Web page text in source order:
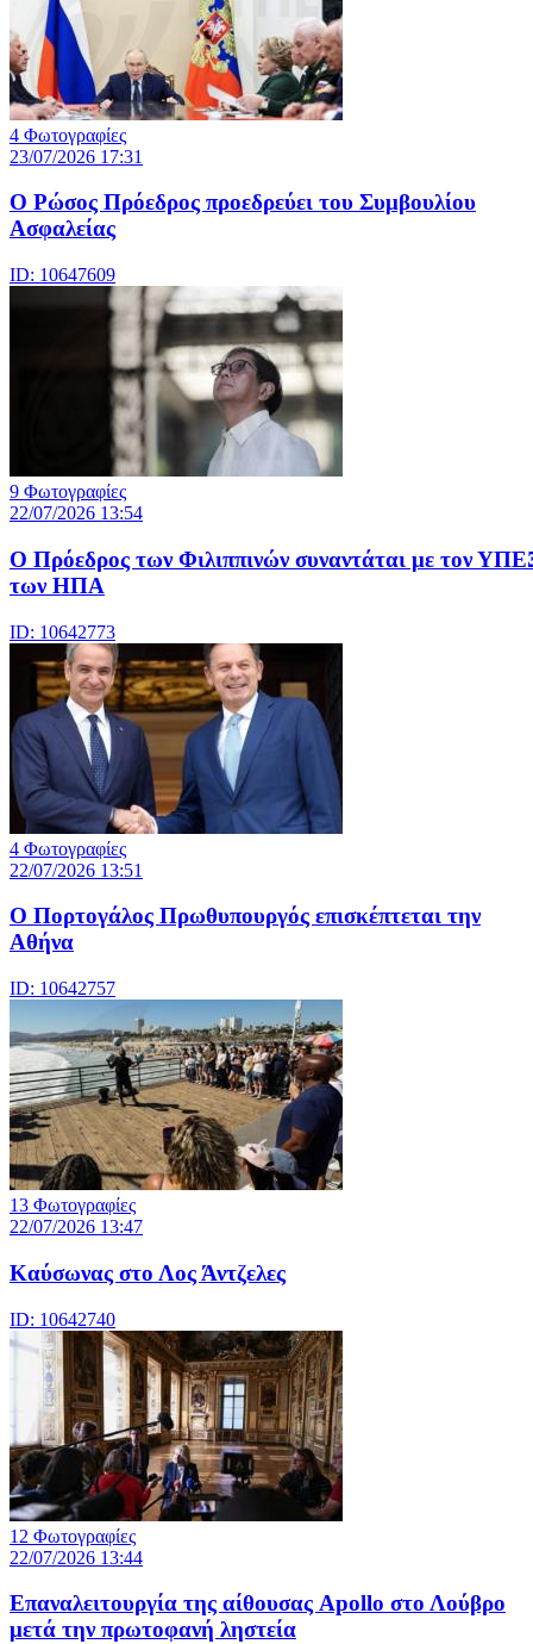
4 Φωτογραφίες
23/07/2026 17:31
Ο Ρώσος Πρόεδρος προεδρεύει του Συμβουλίου
Ασφαλείας
ID: 10647609
9 Φωτογραφίες
22/07/2026 13:54
Ο Πρόεδρος των Φιλιππινών συναντάται με τον
των ΗΠΑ
ID: 10642773
4 Φωτογραφίες
22/07/2026 13:51
Ο Πορτογάλος Πρωθυπουργός επισκέπτεται την
Αθήνα
ID: 10642757
13 Φωτογραφίες
22/07/2026 13:47
Καύσωνας στο Λος Άντζελες
ID: 10642740
12 Φωτογραφίες
22/07/2026 13:44
Eπαναλειτουργία της αίθουσας Apollo στο Λούβρο
μετά την πρωτοφανή ληστεία